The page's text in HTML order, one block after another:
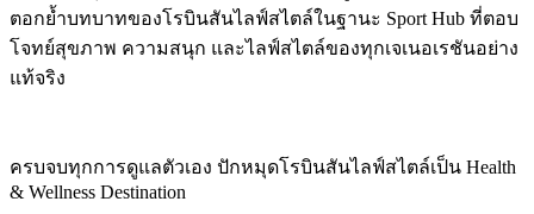
ตอกย้ำบทบาทของโรบินสันไลฟ์สไตล์ในฐานะ Sport Hub ที่ตอบ
โจทย์สุขภาพ ความสนุก และไลฟ์สไตล์ของทุกเจเนอเรชันอย่าง
แท้จริง
ครบจบทุกการดูแลตัวเอง ปักหมุดโรบินสันไลฟ์สไตล์เป็น Health
& Wellness Destination